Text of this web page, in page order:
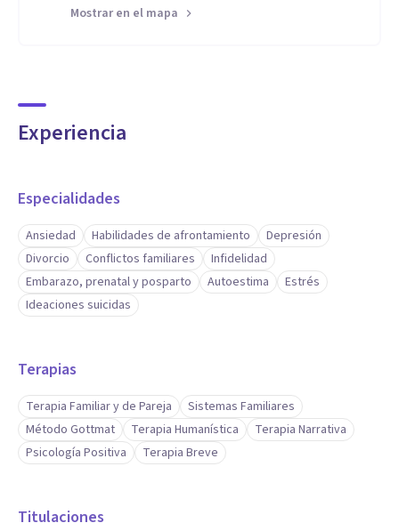
Mostrar en el mapa
Experiencia
Especialidades
Ansiedad Habilidades de afrontamiento
Depresión
Divorcio
Conflictos familiares
Infidelidad
Embarazo, prenatal y posparto
Autoestima
Estrés
Ideaciones suicidas
Terapias
Terapia Familiar y de Pareja
Sistemas Familiares
Método Gottmat
Terapia Humanística
Terapia Narrativa
Psicología Positiva
Terapia Breve
Titulaciones